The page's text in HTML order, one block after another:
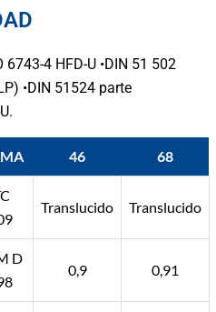
6743-4 HFD-U •DIN 51 502
•DIN 51524 parte
46 68
Translucido Translucido
D
0,9 0,91